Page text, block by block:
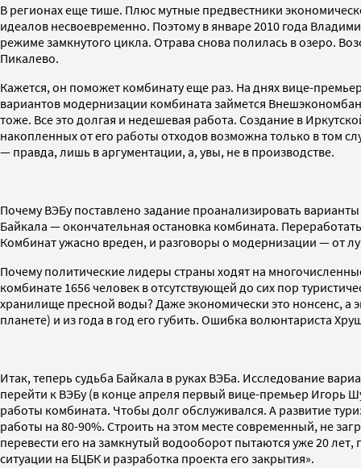
В регионах еще тише. Плюс мутные предвестники
идеалов несвоевременно. Поэтому в январе 2010 года
режиме замкнутого цикла. Отрава снова полилась в озеро.
Пикалево.
Кажется, он поможет комбинату еще раз. На днях вице-
вариантов модернизации комбината займется
тоже. Все это долгая и недешевая работа. Создание в
накопленных от его работы отходов возможна только в том
— правда, лишь в аргументации, а, увы, не в производстве.
Почему ВЭБу поставлено задание проанализировать
Байкала — окончательная остановка комбината.
Комбинат ужасно вреден, и разговоры о модернизации — от
Почему политические лидеры страны ходят на
комбинате 1656 человек в отсутствующей до сих пор
хранилище пресной воды? Даже экономически это нонсенс, а
планете) и из года в год его губить. Ошибка волюнтариста
Итак, теперь судьба Байкала в руках ВЭБа. Исследование
перейти к ВЭБу (в конце апреля первый вице-премьер Игорь
работы комбината. Чтобы долг обслуживался. А развитие
работы на 80-90%. Строить на этом месте современный, не
перевести его на замкнутый водооборот пытаются уже 20
ситуации на БЦБК и разработка проекта его закрытия».